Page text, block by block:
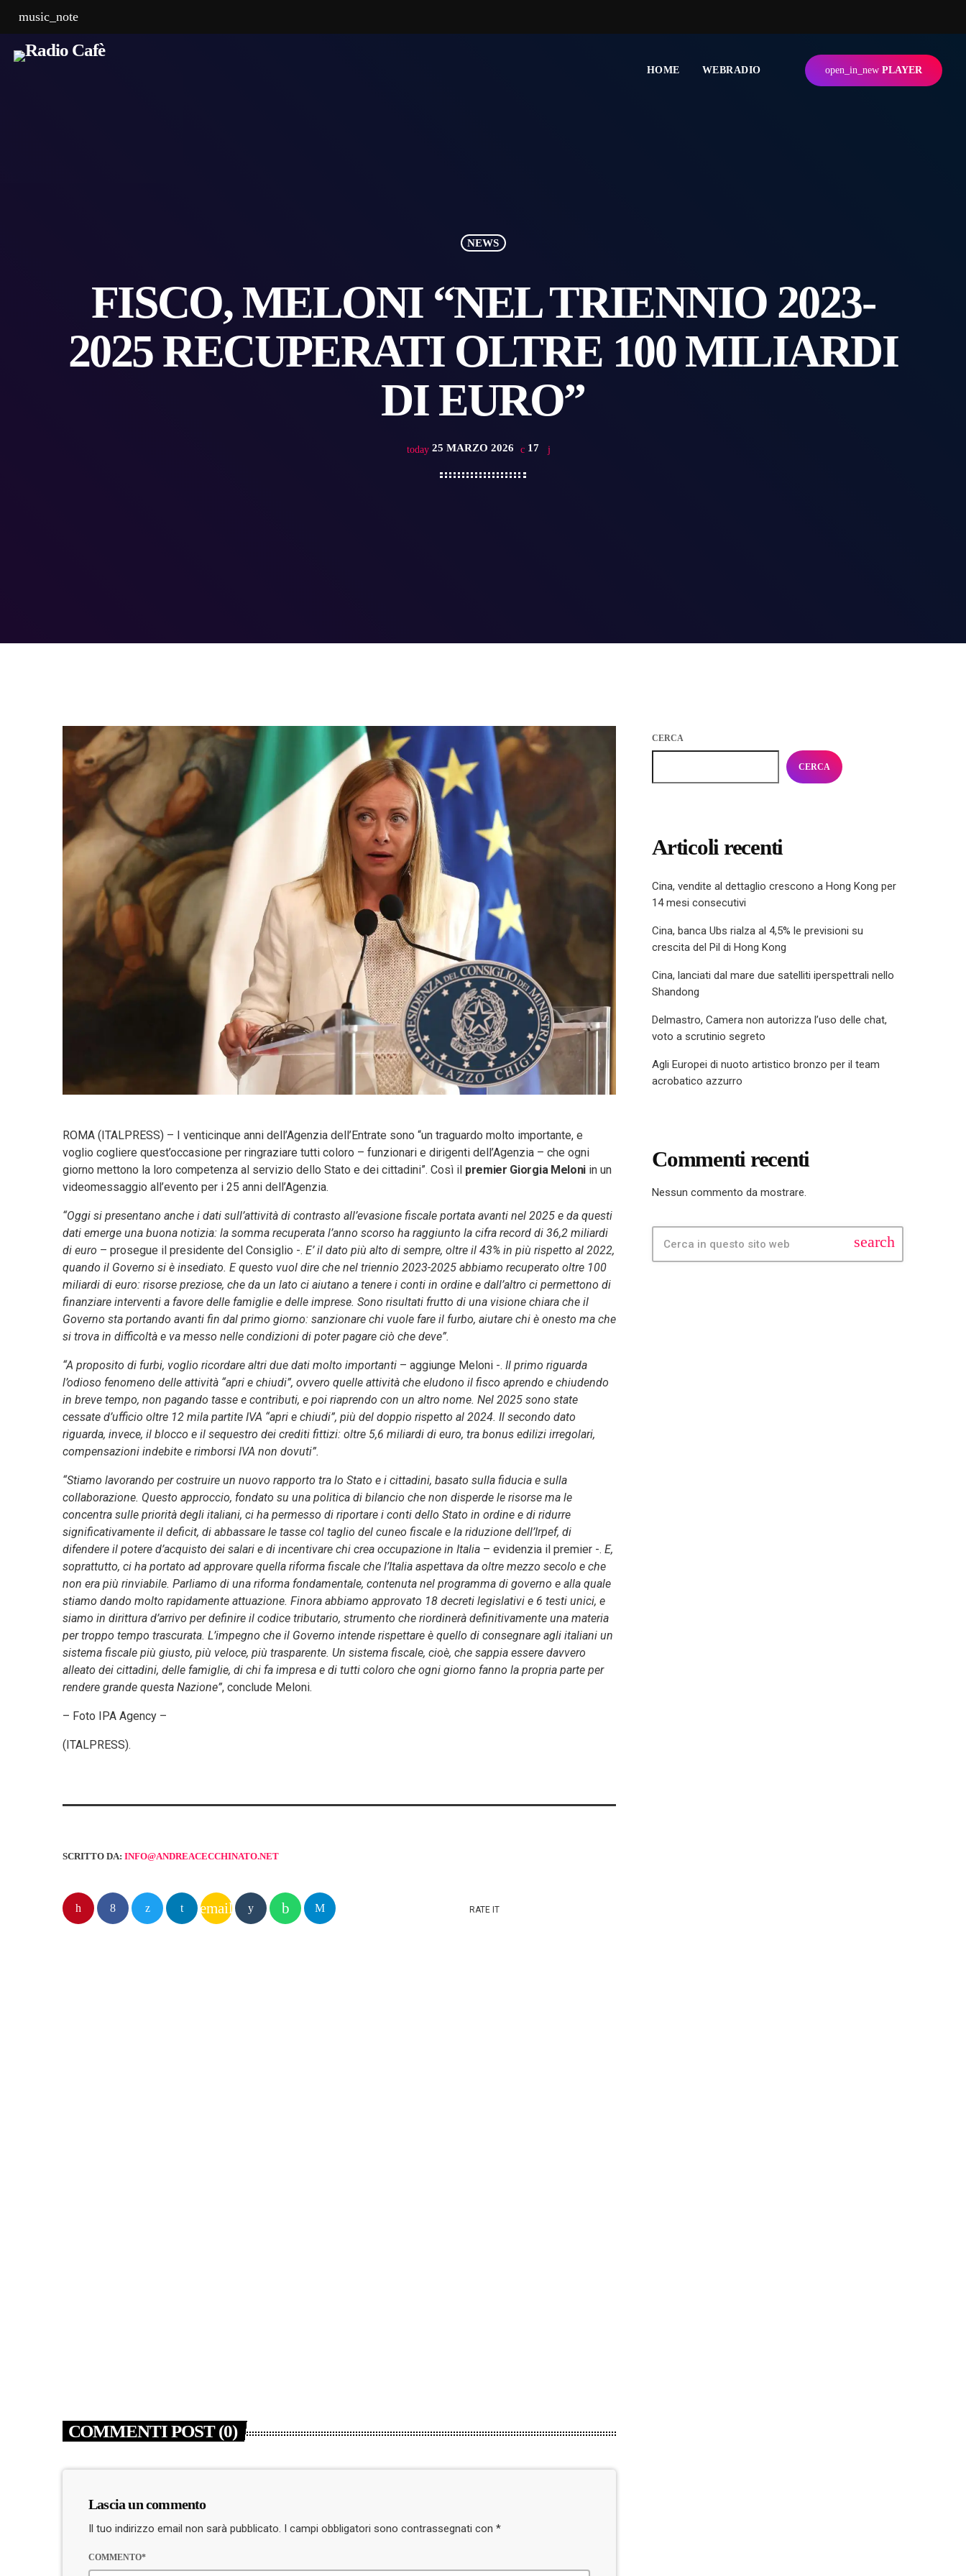
music_note
HOME WEBRADIO open_in_new PLAYER
NEWS
FISCO, MELONI “NEL TRIENNIO 2023-
2025 RECUPERATI OLTRE 100 MILIARDI
DI EURO”
today 25 MARZO 2026 17
ROMA (ITALPRESS) – I venticinque anni dell’Agenzia dell’Entrate sono “un traguardo molto importante, e
voglio cogliere quest’occasione per ringraziare tutti coloro – funzionari e dirigenti dell’Agenzia – che ogni
giorno mettono la loro competenza al servizio dello Stato e dei cittadini”. Così il premier Giorgia Meloniin un
videomessaggio all’evento per i 25 anni dell’Agenzia.
“Oggi si presentano anche i dati sull’attività di contrasto all’evasione fiscale portata avanti nel 2025 e da questi
dati emerge una buona notizia: la somma recuperata l’anno scorso ha raggiunto la cifra record di 36,2 miliardi
di euro – prosegue il presidente del Consiglio -. E’ il dato più alto di sempre, oltre il 43% in più rispetto al 2022,
quando il Governo si è insediato. E questo vuol dire che nel triennio 2023-2025 abbiamo recuperato oltre 100
miliardi di euro: risorse preziose, che da un lato ci aiutano a tenere i conti in ordine e dall’altro ci permettono di
finanziare interventi a favore delle famiglie e delle imprese. Sono risultati frutto di una visione chiara che il
Governo sta portando avanti fin dal primo giorno: sanzionare chi vuole fare il furbo, aiutare chi è onesto ma che
si trova in difficoltà e va messo nelle condizioni di poter pagare ciò che deve”.
“A proposito di furbi, voglio ricordare altri due dati molto importanti – aggiunge Meloni -. Il primo riguarda
l’odioso fenomeno delle attività “apri e chiudi”, ovvero quelle attività che eludono il fisco aprendo e chiudendo
in breve tempo, non pagando tasse e contributi, e poi riaprendo con un altro nome. Nel 2025 sono state
cessate d’ufficio oltre 12 mila partite IVA “apri e chiudi”, più del doppio rispetto al 2024. Il secondo dato
riguarda, invece, il blocco e il sequestro dei crediti fittizi: oltre 5,6 miliardi di euro, tra bonus edilizi irregolari,
compensazioni indebite e rimborsi IVA non dovuti”.
“Stiamo lavorando per costruire un nuovo rapporto tra lo Stato e i cittadini, basato sulla fiducia e sulla
collaborazione. Questo approccio, fondato su una politica di bilancio che non disperde le risorse ma le
concentra sulle priorità degli italiani, ci ha permesso di riportare i conti dello Stato in ordine e di ridurre
significativamente il deficit, di abbassare le tasse col taglio del cuneo fiscale e la riduzione dell’Irpef, di
difendere il potere d’acquisto dei salari e di incentivare chi crea occupazione in Italia – evidenzia il premier -. E,
soprattutto, ci ha portato ad approvare quella riforma fiscale che l’Italia aspettava da oltre mezzo secolo e che
non era più rinviabile. Parliamo di una riforma fondamentale, contenuta nel programma di governo e alla quale
stiamo dando molto rapidamente attuazione. Finora abbiamo approvato 18 decreti legislativi e 6 testi unici, e
siamo in dirittura d’arrivo per definire il codice tributario, strumento che riordinerà definitivamente una materia
per troppo tempo trascurata. L’impegno che il Governo intende rispettare è quello di consegnare agli italiani un
sistema fiscale più giusto, più veloce, più trasparente. Un sistema fiscale, cioè, che sappia essere davvero
alleato dei cittadini, delle famiglie, di chi fa impresa e di tutti coloro che ogni giorno fanno la propria parte per
rendere grande questa Nazione”, conclude Meloni.
– Foto IPA Agency –
(ITALPRESS).
SCRITTO DA: INFO@ANDREACECCHINATO.NET
email RATE IT
COMMENTI POST (0)
Lascia un commento
Il tuo indirizzo email non sarà pubblicato. I campi obbligatori sono contrassegnati con *
COMMENTO*
CERCA
CERCA
Articoli recenti
Cina, vendite al dettaglio crescono a Hong Kong per
14 mesi consecutivi
Cina, banca Ubs rialza al 4,5% le previsioni su
crescita del Pil di Hong Kong
Cina, lanciati dal mare due satelliti iperspettrali nello
Shandong
Delmastro, Camera non autorizza l’uso delle chat,
voto a scrutinio segreto
Agli Europei di nuoto artistico bronzo per il team
acrobatico azzurro
Commenti recenti
Nessun commento da mostrare.
search